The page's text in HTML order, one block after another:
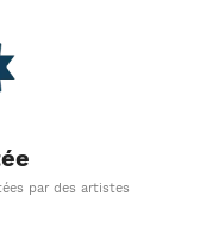
par des artistes